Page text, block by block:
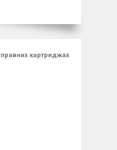
картриджах